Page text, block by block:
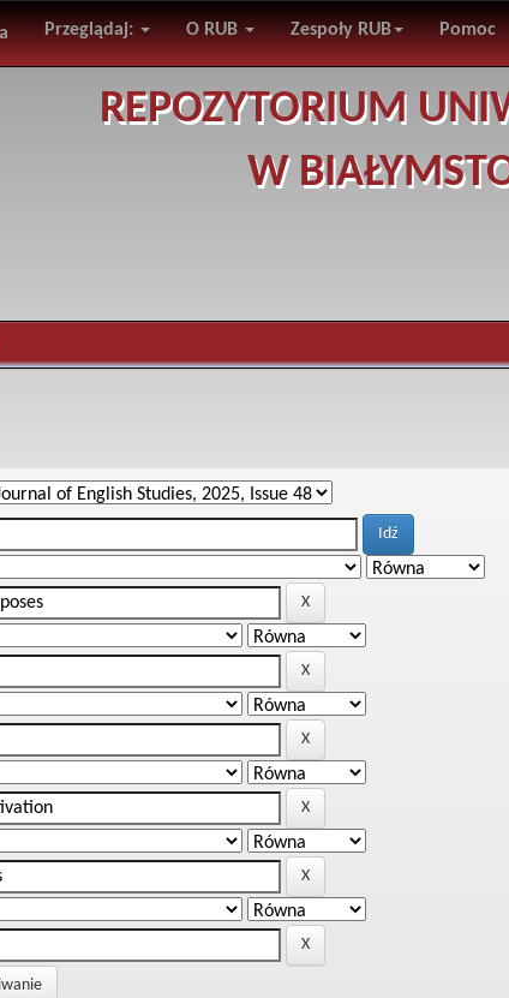
Przeglądaj: O RUB Zespoły RUB Pomoc
REPOZYTORIUM
W